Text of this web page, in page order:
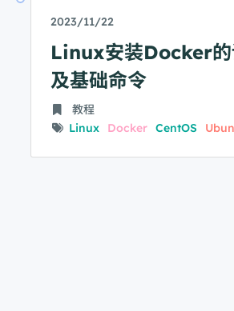
2023/11/22
Linux安装Docker的
及基础命令
教程
Linux
Docker CentOS